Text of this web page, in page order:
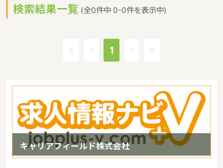
ような特徴があるエリアです。富山県保育士・保育所支援センター
では、保育士の方の就職や悩みごとなどの相談を収集し、就職あっ
1057570人（2017/5/1現在）です。富山県内には、保育所や保育
検索結果一覧 (全0件中 0-0件を表示中)
1
キャリアフィールド株式会社